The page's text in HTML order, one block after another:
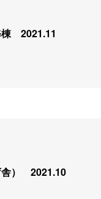
2021.11
） 2021.10